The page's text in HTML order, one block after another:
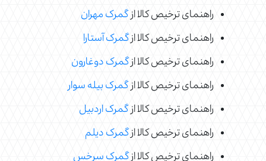
راهنمای ترخیص کالا ازگمرک مهران
راهنمای ترخیص کالا ازگمرک آستارا
راهنمای ترخیص کالا ازگمرک دوغارون
راهنمای ترخیص کالا ازگمرک بیله سوار
راهنمای ترخیص کالا ازگمرک اردبیل
راهنمای ترخیص کالا ازگمرک دیلم
راهنمای ترخیص کالا ازگمرک سرخس